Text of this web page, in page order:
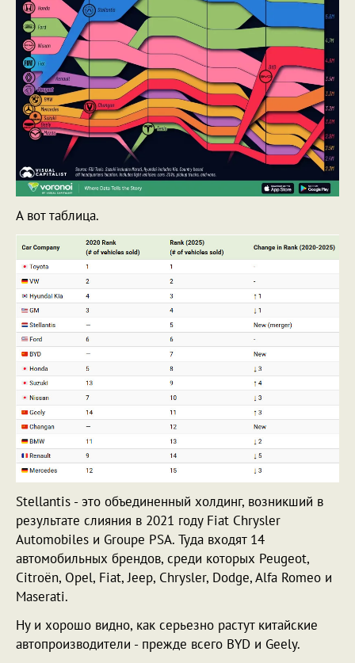
А вот таблица.
Stellantis - это объединенный холдинг, возникший в
результате слияния в 2021 году Fiat Chrysler
Automobiles и Groupe PSA. Туда входят 14
автомобильных брендов, среди которых Peugeot,
Citroën, Opel, Fiat, Jeep, Chrysler, Dodge, Alfa Romeo и
Maserati.
Ну и хорошо видно, как серьезно растут китайские
автопроизводители - прежде всего BYD и Geely.